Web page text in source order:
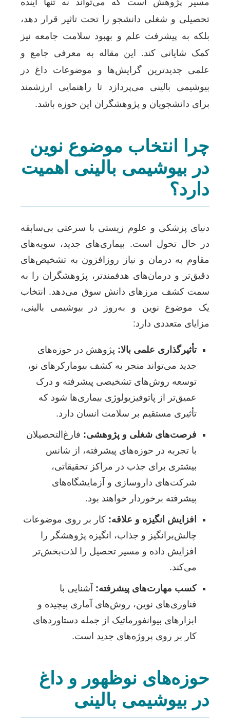
تحصیلی و شغلی دانشجو را تحت تاثیر قرار دهد،
بلکه به پیشرفت علم و بهبود سلامت جامعه نیز
کمک شایانی کند. این مقاله به معرفی جامع و
علمی جدیدترین گرایش‌ها و موضوعات داغ در
بیوشیمی بالینی می‌پردازد تا راهنمایی ارزشمند
برای دانشجویان و پژوهشگران این حوزه باشد.
چرا انتخاب موضوع نوین
در بیوشیمی بالینی اهمیت
دارد؟
دنیای پزشکی و علوم زیستی با سرعتی بی‌سابقه
در حال تحول است. بیماری‌های جدید، سویه‌های
مقاوم به درمان و نیاز روزافزون به تشخیص‌های
دقیق‌تر و درمان‌های هدفمندتر، پژوهشگران را به
سمت کشف مرزهای دانش سوق می‌دهد. انتخاب
یک موضوع نوین و به‌روز در بیوشیمی بالینی،
مزایای متعددی دارد:
تأثیرگذاری علمی بالا: پژوهش در حوزه‌های
جدید می‌تواند منجر به کشف بیومارکرهای نو،
توسعه روش‌های تشخیصی پیشرفته و درک
عمیق‌تر از پاتوفیزیولوژی بیماری‌ها شود که
تأثیری مستقیم بر سلامت انسان دارد.
فرصت‌های شغلی و پژوهشی: فارغ‌التحصیلان
با تجربه در حوزه‌های پیشرفته، از شانس
بیشتری برای جذب در مراکز تحقیقاتی،
شرکت‌های داروسازی و آزمایشگاه‌های
پیشرفته برخوردار خواهند بود.
افزایش انگیزه و علاقه: کار بر روی موضوعات
چالش‌برانگیز و جذاب، انگیزه پژوهشگر را
افزایش داده و مسیر تحصیل را لذت‌بخش‌تر
می‌کند.
کسب مهارت‌های پیشرفته: آشنایی با
فناوری‌های نوین، روش‌های آماری پیچیده و
ابزارهای بیوانفورماتیک از جمله دستاوردهای
کار بر روی پروژه‌های جدید است.
حوزه‌های نوظهور و داغ
در بیوشیمی بالینی